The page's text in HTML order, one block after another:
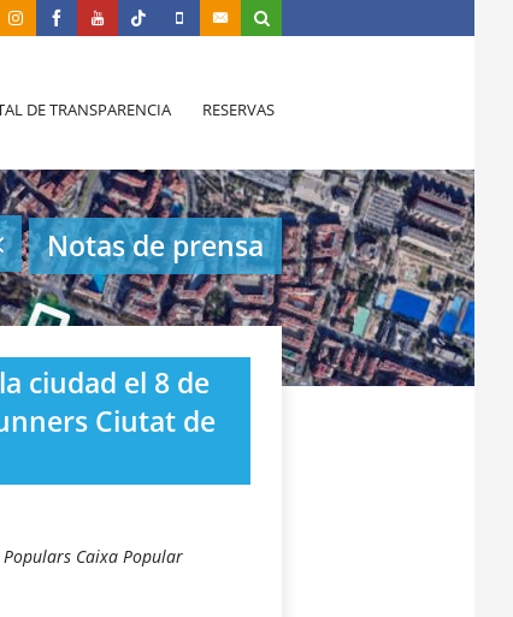
DE TRANSPARENCIA RESERVAS
Notas de prensa
ciudad el 8 de
Ciutat de
Caixa Popular